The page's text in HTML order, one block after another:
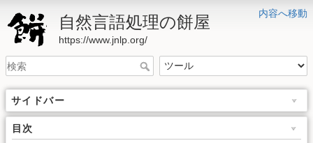
内容へ移動
自然言語処理の餅屋
https://www.jnlp.org/
サイドバー
目次